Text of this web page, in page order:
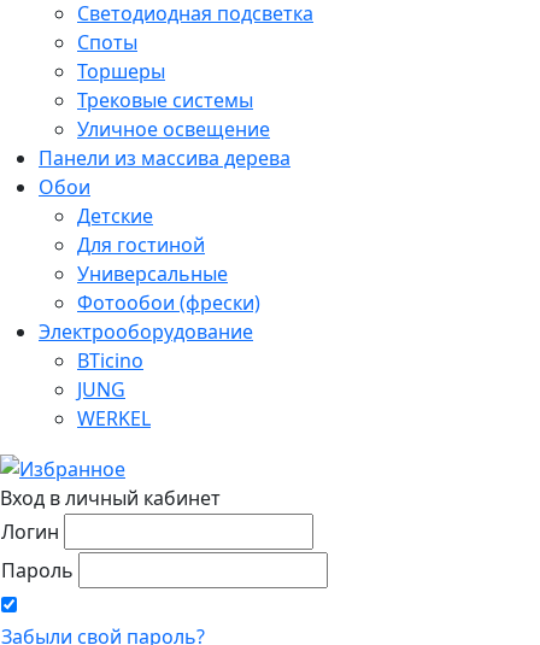
Светодиодная подсветка
Споты
Торшеры
Трековые системы
Уличное освещение
Панели из массива дерева
Обои
Детские
Для гостиной
Универсальные
Фотообои (фрески)
Электрооборудование
BTicino
JUNG
WERKEL
Вход в личный кабинет
Логин
Пароль
Забыли свой пароль?